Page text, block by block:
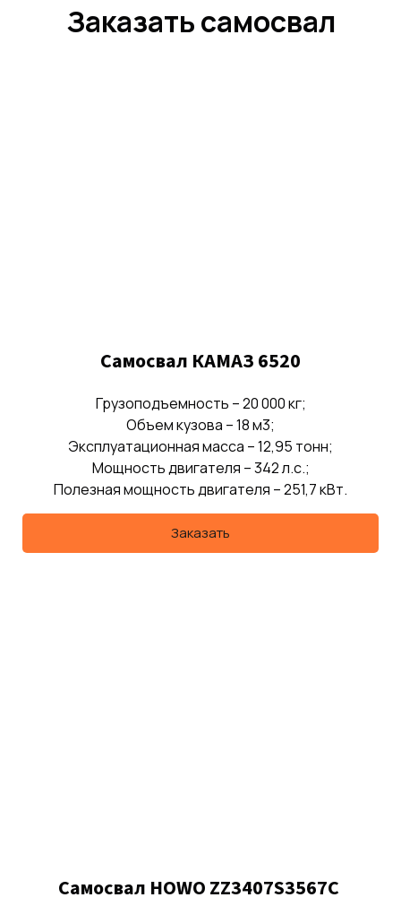
Заказать самосвал
Самосвал КАМАЗ 6520
Грузоподъемность – 20 000 кг;
Объем кузова – 18 м3;
Эксплуатационная масса – 12,95 тонн;
Мощность двигателя – 342 л.с.;
Полезная мощность двигателя – 251,7 кВт.
Заказать
Самосвал HOWO ZZ3407S3567C